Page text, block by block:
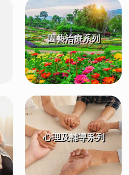
園藝治療系列
心理及輔導系列